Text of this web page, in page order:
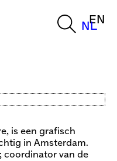
NL
EN
is een grafisch
in Amsterdam.
; coordinator van de